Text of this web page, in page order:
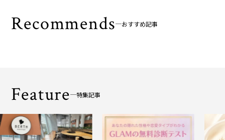
Recommends おすすめ記事
Feature 特集記事